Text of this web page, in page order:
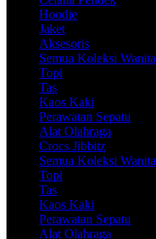
Hoodie
Jaket
Aksesoris
Semua Koleksi Wanita
Topi
Tas
Kaos Kaki
Perawatan Sepatu
Alat Olahraga
Crocs Jibbitz
Semua Koleksi Wanita
Topi
Tas
Kaos Kaki
Perawatan Sepatu
Alat Olahraga